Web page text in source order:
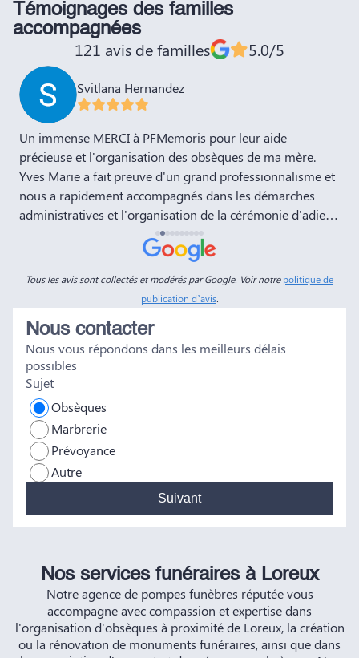
Témoignages des familles
accompagnées
121 avis de familles 5.0/5
Svitlana Hernandez
Un immense MERCI à PFMemoris pour leur aide
précieuse et l'organisation des obsèques de ma mère.
Yves Marie a fait preuve d'un grand professionnalisme et
nous a rapidement accompagnés dans les démarches
administratives et l'organisation de la cérémonie d'adieu.
Nous souhaitons à votre entreprise prospérité et succès
et la recommandons vivement à tous nos amis et
connaissances. Dans ces moments de deuil, des
personnes comme Yves Marie et Dimitry sont d'un grand
réconfort, et c'est un véritable soulagement de savoir que
tout a été fait dans les règles. Tous nos vœux de réussite à
vous et à vos futurs clients. Cordialement famille
HERNANDEZ
Tous les avis sont collectés et modérés par Google. Voir notrepolitique de
publication d’avis.
Nous contacter
Nous vous répondons dans les meilleurs délais
possibles
Sujet
Obsèques
Marbrerie
Prévoyance
Autre
Suivant
Nos services funéraires à Loreux
Notre agence de pompes funèbres réputée vous
accompagne avec compassion et expertise dans
l'organisation d'obsèques à proximité de Loreux, la création
ou la rénovation de monuments funéraires, ainsi que dans